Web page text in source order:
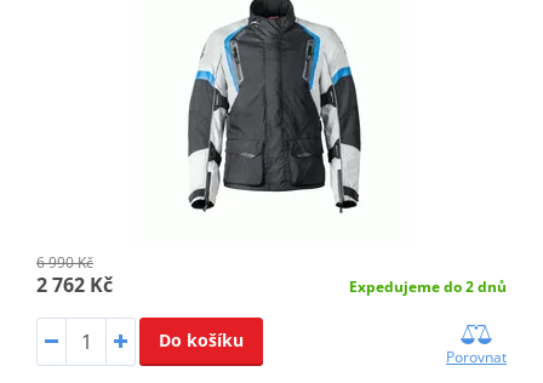
6 990 Kč
2 762 Kč Expedujeme do 2 dnů
Do košíku
Porovnat